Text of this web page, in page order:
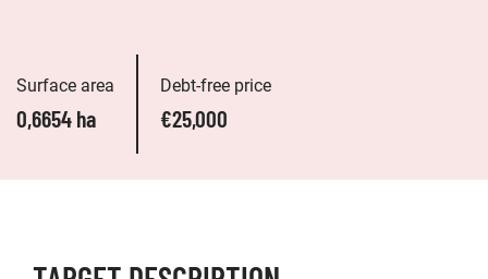
Surface area
0,6654 ha
Debt-free price
€25,000